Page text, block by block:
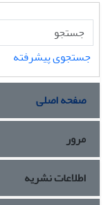
جستجوی پیشرفته
صفحه اصلی
مرور
اطلاعات نشریه